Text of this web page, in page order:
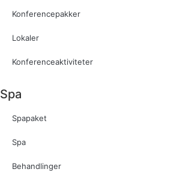
Konferencepakker
Lokaler
Konferenceaktiviteter
Spa
Spapaket
Spa
Behandlinger